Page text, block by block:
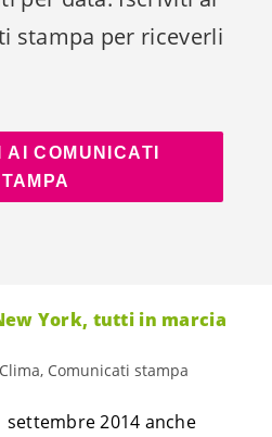
stampa per riceverli
COMUNICATI
York, tutti in marcia
Clima, Comunicati stampa
settembre 2014 anche